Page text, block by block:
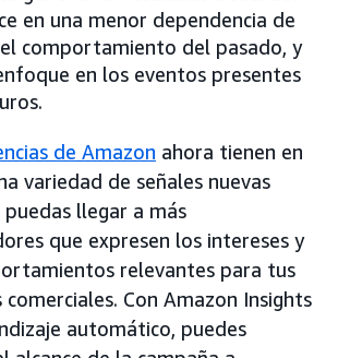
en una menor dependencia de
comportamiento del pasado, y
en los eventos presentes
de Amazon ahora tienen en
variedad de señales nuevas
llegar a más
que expresen los intereses y
relevantes para tus
Con Amazon Insights
automático, puedes